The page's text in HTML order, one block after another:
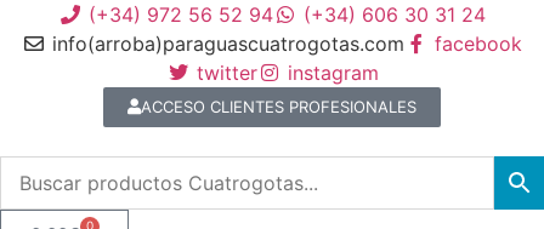
(+34) 972 56 52 94
(+34) 606 30 31 24
info(arroba)paraguascuatrogotas.com
facebook
twitter
instagram
ACCESO CLIENTES PROFESIONALES
0